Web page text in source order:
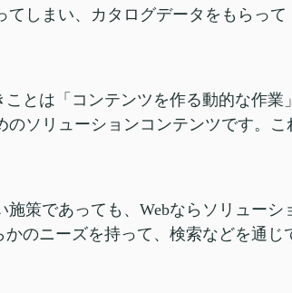
てしまい、カタログデータをもらっ
ことは「コンテンツを作る動的な作
のソリューションコンテンツです。
施策であっても、Webならソリュー
かのニーズを持って、検索などを通